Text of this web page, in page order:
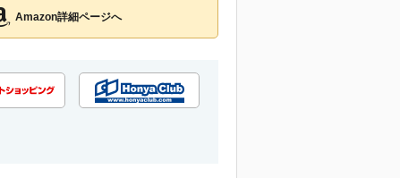
Amazon詳細ページへ